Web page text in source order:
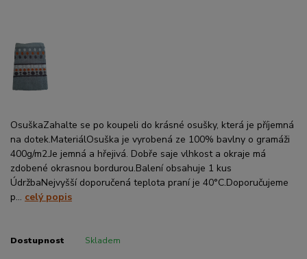
OsuškaZahalte se po koupeli do krásné osušky, která je příjemná
na dotek.MateriálOsuška je vyrobená ze 100% bavlny o gramáži
400g/m2.Je jemná a hřejivá. Dobře saje vlhkost a okraje má
zdobené okrasnou bordurou.Balení obsahuje 1 kus
ÚdržbaNejvyšší doporučená teplota praní je 40°C.Doporučujeme
p... celý popis
Dostupnost Skladem